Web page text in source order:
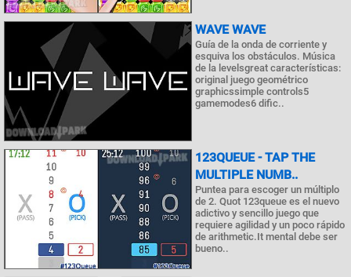
WAVE WAVE
Guía de la onda de corriente y
esquiva los obstáculos. Música
de la levelsgreat características:
original juego geométrico
graphicssimple controls5
gamemodes6 dific..
123QUEUE - TAP THE
MULTIPLE NUMB..
Puntea para escoger un múltiplo
de 2. Quot 123queue es el nuevo
adictivo y sencillo juego que
requiere agilidad y un poco rápido
de arithmetic.It mental debe ser
bueno..